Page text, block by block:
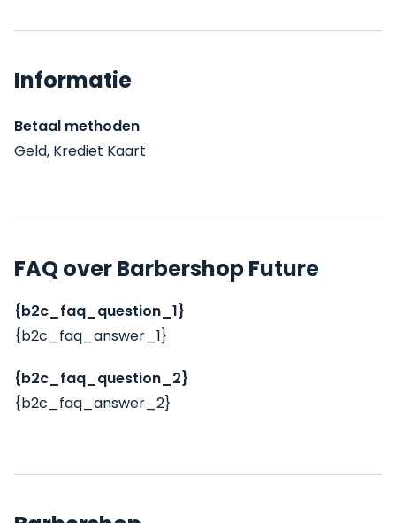
Informatie
Betaal methoden
Geld, Krediet Kaart
FAQ over Barbershop Future
{b2c_faq_question_1}
{b2c_faq_answer_1}
{b2c_faq_question_2}
{b2c_faq_answer_2}